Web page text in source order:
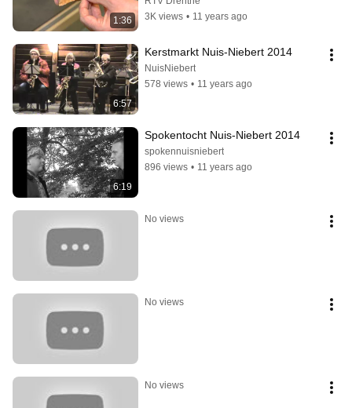
1:36
3K views • 11 years ago
6:57
Kerstmarkt Nuis-Niebert 2014
NuisNiebert
578 views • 11 years ago
6:19
Spokentocht Nuis-Niebert 2014
spokennuisniebert
896 views • 11 years ago
No views
No views
No views